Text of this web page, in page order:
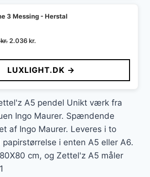
3 Messing - Herstal
kr. Den
pris
var:
2.909 kr..
2.036kr.
pris
er:
2.036 kr..
LUXLIGHT.DK →
A5 pendel Unikt værk fra
Ingo Maurer. Spændende
af Ingo Maurer. Leveres i to
i enten A5 eller A6.
cm, og Zettel'z A5 måler